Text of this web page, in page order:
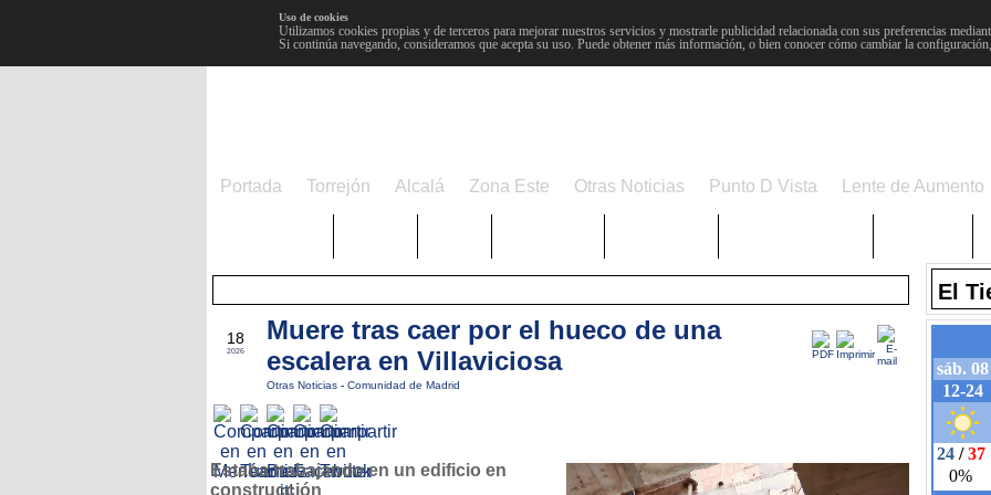
Uso de cookies
Utilizamos cookies propias y de terceros para mejorar nuestros servicios y mostrarle publicidad relacionada con sus preferencias
Si continúa navegando, consideramos que acepta su uso. Puede obtener más información, o bien conocer cómo cambiar la
Portada Torrejón Alcalá Zona Este Otras Noticias Punto D Vista Lente de Aumento
18
2026
Muere tras caer por el hueco de una
escalera en Villaviciosa
Otras Noticias - Comunidad de Madrid
Estaba trabajando en un edificio en
construcción
El